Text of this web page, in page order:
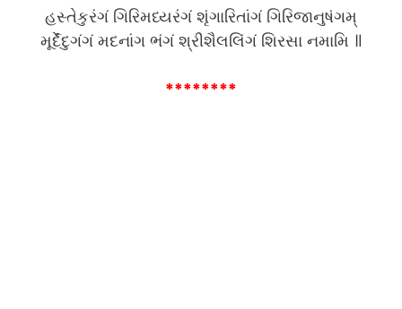
હસ્તેકુરંગં ગિરિમધ્યરંગં શૃંગારિતાંગં ગિરિજાનુષંગમ્
મૂર્દેંદુગંગં મદનાંગ ભંગં શ્રીશૈલલિંગં શિરસા નમામિ ॥
********